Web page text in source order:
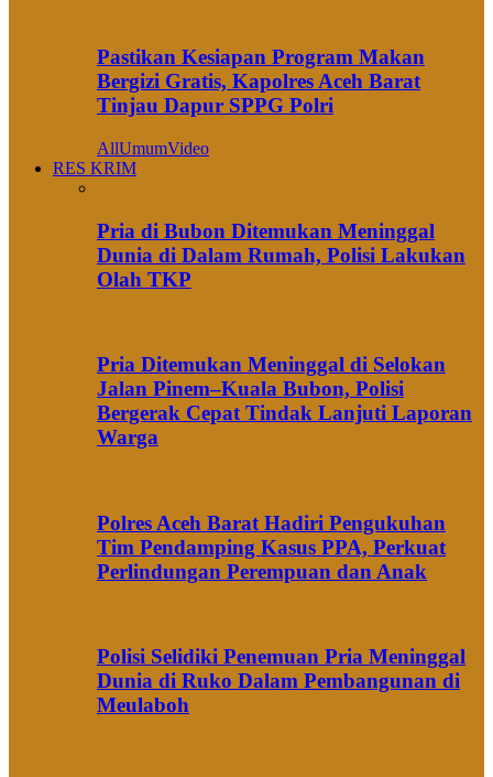
Pastikan Kesiapan Program Makan
Bergizi Gratis, Kapolres Aceh Barat
Tinjau Dapur SPPG Polri
AllUmumVideo
RES KRIM
Pria di Bubon Ditemukan Meninggal
Dunia di Dalam Rumah, Polisi Lakukan
Olah TKP
Pria Ditemukan Meninggal di Selokan
Jalan Pinem–Kuala Bubon, Polisi
Bergerak Cepat Tindak Lanjuti Laporan
Warga
Polres Aceh Barat Hadiri Pengukuhan
Tim Pendamping Kasus PPA, Perkuat
Perlindungan Perempuan dan Anak
Polisi Selidiki Penemuan Pria Meninggal
Dunia di Ruko Dalam Pembangunan di
Meulaboh